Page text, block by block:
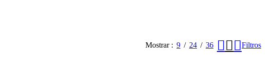
Mostrar 9 24 36 Filtros